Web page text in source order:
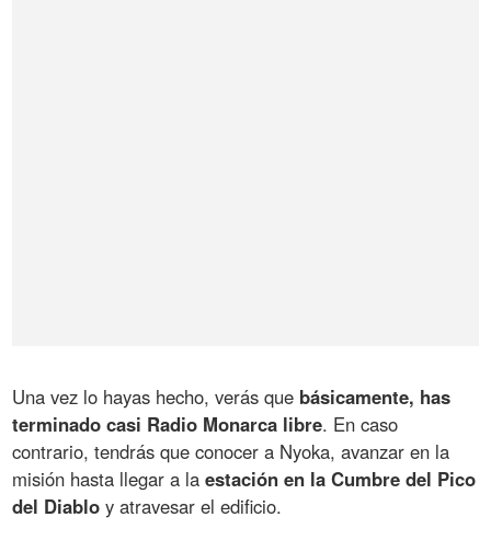
Una vez lo hayas hecho, verás que básicamente, has
terminado casi Radio Monarca libre. En caso
contrario, tendrás que conocer a Nyoka, avanzar en la
misión hasta llegar a laestación en la Cumbre del Pico
del Diablo y atravesar el edificio.